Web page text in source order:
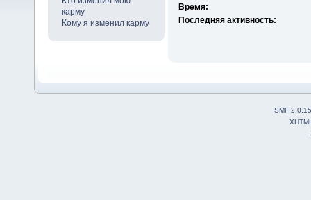
карму
Кому я изменил карму
Время:
Последняя активность:
SMF 2.0.15